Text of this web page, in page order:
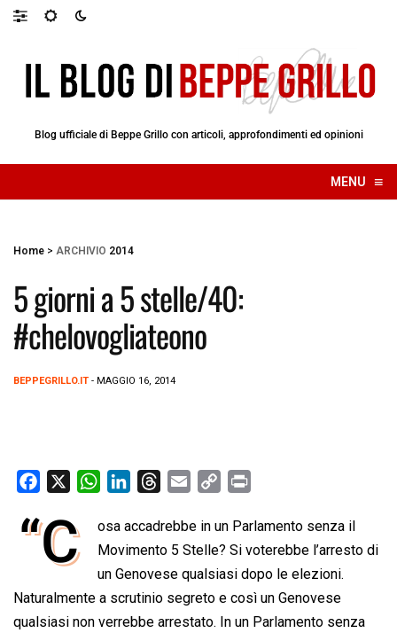
Blog ufficiale di Beppe Grillo con articoli, approfondimenti ed opinioni
MENU ≡
☰
Home > ARCHIVIO 2014
5 giorni a 5 stelle/40:
#chelovogliateono
BEPPEGRILLO.IT - MAGGIO 16, 2014
c
e
o
o
W
a
t
s
A
p
n
k
e
d
I
r
e
a
d
s
a
i
l
p
y
L
i
n
i
n
t
“C
osa accadrebbe in un Parlamento senza il
Movimento 5 Stelle? Si voterebbe l’arresto di
un Genovese qualsiasi dopo le elezioni.
Naturalmente a scrutinio segreto e così un Genovese
qualsiasi non verrebbe arrestato. In un Parlamento senza